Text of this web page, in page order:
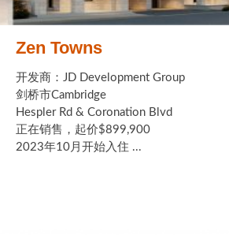
Zen Towns
开发商：JD Development Group
剑桥市Cambridge
Hespler Rd & Coronation Blvd
正在销售，起价$899,900
2023年10月开始入住 ...